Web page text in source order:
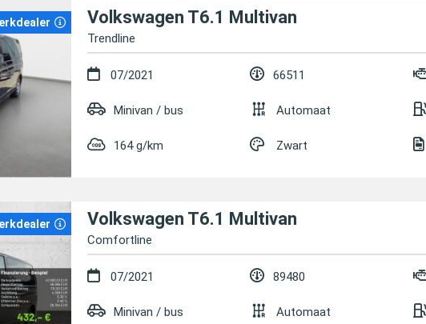
Volkswagen T6.1 Multivan
Trendline
07/2021 66511
Minivan / bus Automaat
164 g/km Zwart
Volkswagen T6.1 Multivan
Comfortline
07/2021 89480
Minivan / bus Automaat